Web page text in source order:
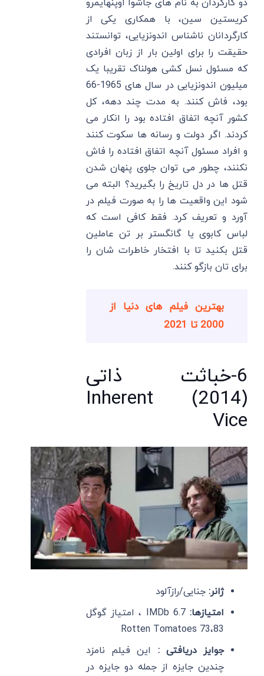
دو کارگردان به نام های جاشوا اوپنهایمرو
کریستین سین، با همکاری یکی از
کارگردانان ناشناس اندونزیایی، توانستند
حقیقت را برای اولین بار از زبان افرادی
که مسئول نسل کشی هولناک تقریبا یک
میلیون اندونزیایی در سال های 1965-66
بود، فاش کنند. به مدت چند دهه، کل
کشور آنچه اتفاق افتاده بود را انکار می
کردند. اگر دولت و رسانه ها سکوت کنند
و افراد مسئول آنچه اتفاق افتاده را فاش
نکنند، چطور می توان جلوی پنهان شدن
قتل ها در دل تاریخ را بگیرید؟ البته می
شود این واقعیت ها را به صورت فیلم در
آورد و تعریف کرد. فقط کافی است که
لباس کابوی یا گانگستر بر تن عاملین
قتل بکنید تا با افتخار خاطرات شان را
برای تان بازگو کنند.
بهترین فیلم های دنیا از
2000 تا 2021
6-خباثت ذاتی
(2014) Inherent
Vice
ژانر: جنایی/رازآلود
امتیازها:
IMDb 6.7 ، امتیاز گوگل
83،Rotten Tomatoes 73
جوایز دریافتی :
این فیلم نامزد
چندین جایزه از جمله دو جایزه در